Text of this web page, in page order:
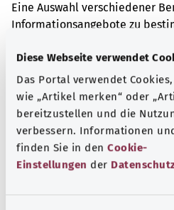
Diese Webseite verwendet
Das Portal verwendet
wie „Artikel merken“ oder
bereitzustellen und die
verbessern. Informationen
finden Sie in den Cookie-
Einstellungen der
Eine Auswahl verschiedener
Informationsangebote zu